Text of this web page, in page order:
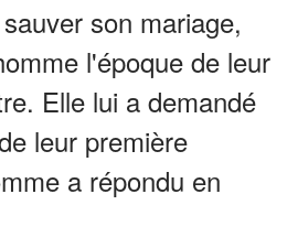
son mariage,
l'époque de leur
Elle lui a demandé
leur première
a répondu en